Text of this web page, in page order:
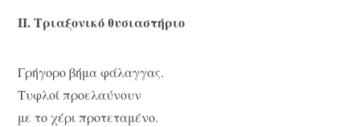
ΙΙ. Τριαξονικό θυσιαστήριο
Γρήγορο βήμα φάλαγγας.
Τυφλοί προελαύνουν
με το χέρι προτεταμένο.